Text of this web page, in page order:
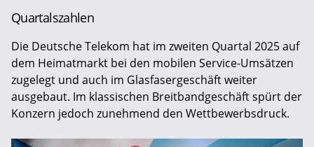
Quartalszahlen
Die Deutsche Telekom hat im zweiten Quartal 2025 auf
dem Heimatmarkt bei den mobilen Service-Umsätzen
zugelegt und auch im Glasfasergeschäft weiter
ausgebaut. Im klassischen Breitbandgeschäft spürt der
Konzern jedoch zunehmend den Wettbewerbsdruck.